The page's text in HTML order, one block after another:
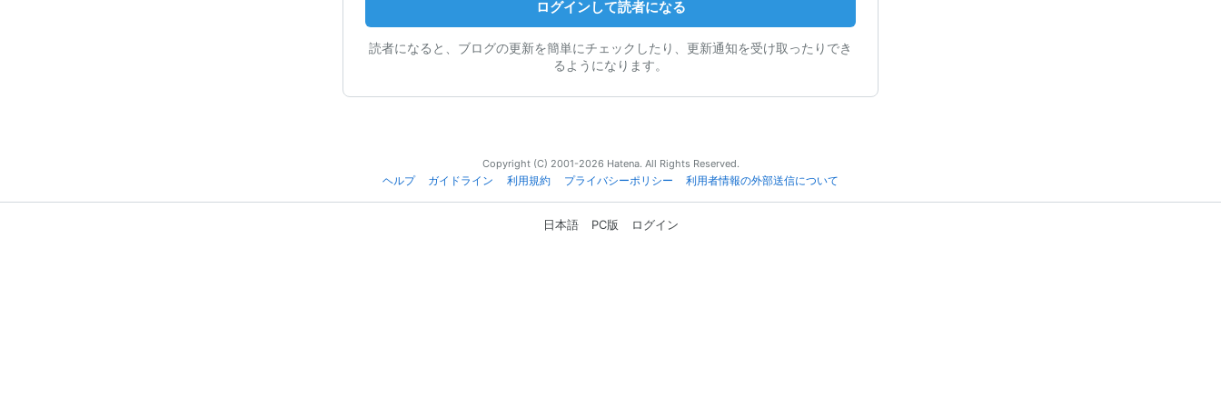
ログインして読者になる
読者になると、ブログの更新を簡単にチェックしたり、更新通知を受け取ったりでき
るようになります。
Copyright (C) 2001-2026 Hatena. All Rights Reserved.
ヘルプ
ガイドライン 利用規約 プライバシーポリシー 利用者情報の外部送信について
日本語 PC版 ログイン